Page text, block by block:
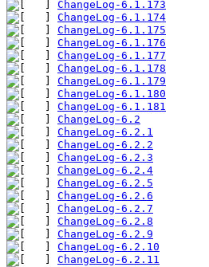
ChangeLog-6.1.173
ChangeLog-6.1.174
ChangeLog-6.1.175
ChangeLog-6.1.176
ChangeLog-6.1.177
ChangeLog-6.1.178
ChangeLog-6.1.179
ChangeLog-6.1.180
ChangeLog-6.1.181
ChangeLog-6.2
ChangeLog-6.2.1
ChangeLog-6.2.2
ChangeLog-6.2.3
ChangeLog-6.2.4
ChangeLog-6.2.5
ChangeLog-6.2.6
ChangeLog-6.2.7
ChangeLog-6.2.8
ChangeLog-6.2.9
ChangeLog-6.2.10
ChangeLog-6.2.11